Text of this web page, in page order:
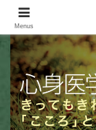
きってもきれない
Menus